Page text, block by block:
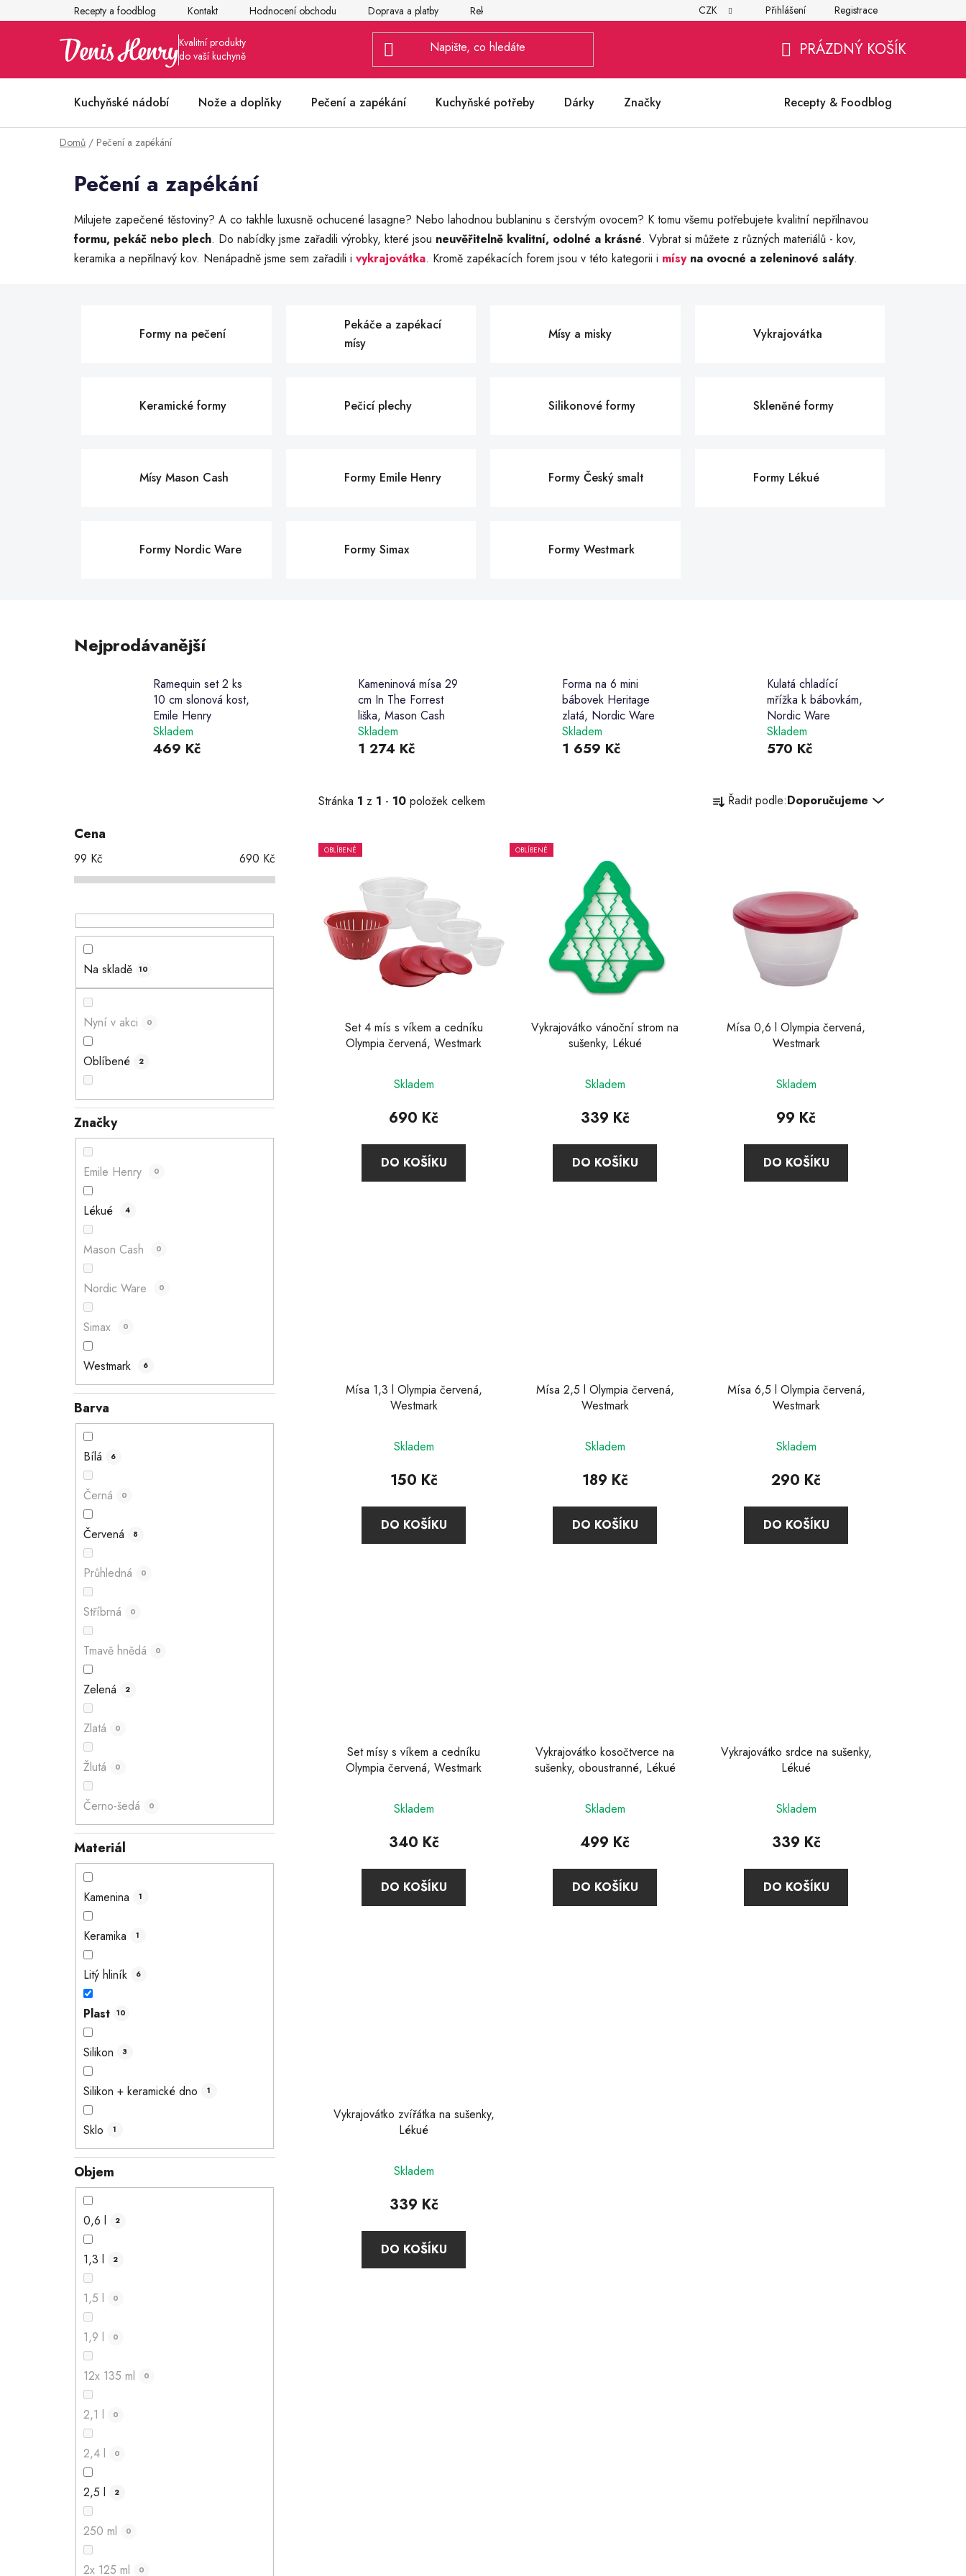
na
Recepty a foodblog Kontakt Hodnocení obchodu Doprava a platby Reklamace Všeobecné obchodní podmínky Ochrana osobních údajů
CZK Přihlášení Registrace
KOŠÍK
PRÁZDNÝ KOŠÍK
Kuchyňské nádobí Nože a doplňky Pečení a zapékání Kuchyňské potřeby Dárky Značky Recepty & Foodblog
Články z kuchyně
Domů / Pečení a zapékání
Pečení a zapékání
Milujete zapečené těstoviny? A co takhle luxusně ochucené lasagne? Nebo lahodnou bublaninu s čerstvým ovocem? K tomu všemu potřebujete kvalitní nepřilnavou
formu, pekáč nebo plech. Do nabídky jsme zařadili výrobky, které jsou neuvěřitelně kvalitní, odolné a krásné. Vybrat si můžete z různých materiálů - kov,
keramika a nepřilnavý kov. Nenápadně jsme sem zařadili i vykrajovátka. Kromě zapékacích forem jsou v této kategorii i mísyna ovocné a zeleninové saláty.
Formy na pečení
Pekáče a zapékací
mísy
Mísy a misky Vykrajovátka
Keramické formy Pečicí plechy Silikonové formy Skleněné formy
Mísy Mason Cash Formy Emile Henry Formy Český smalt Formy Lékué
Formy Nordic Ware Formy Simax Formy Westmark
Nejprodávanější
Ramequin set 2 ks
10 cm slonová kost,
Emile Henry
Skladem
469 Kč
Kameninová mísa 29
cm In The Forrest
liška, Mason Cash
Skladem
1 274 Kč
Forma na 6 mini
bábovek Heritage
zlatá, Nordic Ware
Skladem
1 659 Kč
Kulatá chladící
mřížka k bábovkám,
Nordic Ware
Skladem
570 Kč
Cena
99 Kč 690 Kč
Na skladě 10
Nyní v akci 0
Oblíbené 2
Značky
Emile Henry 0
Lékué 4
Mason Cash 0
Nordic Ware 0
Simax 0
Westmark 6
Barva
Bílá 6
Černá 0
Červená 8
Průhledná 0
Stříbrná 0
Tmavě hnědá 0
Zelená 2
Zlatá 0
Žlutá 0
Černo-šedá 0
Materiál
Kamenina 1
Keramika 1
Litý hliník 6
Plast 10
Silikon 3
Silikon + keramické dno 1
Sklo 1
Objem
0,6 l 2
1,3 l 2
1,5 l 0
1,9 l 0
12x 135 ml 0
2,1 l 0
2,4 l 0
2,5 l 2
250 ml 0
2x 125 ml 0
Stránka 1 z 1 - 10 položek celkem Ř
a Řadit podle:Doporučujeme
VOBLÍBENÉ
Set 4 mís s víkem a cedníku
Olympia červená, Westmark
Skladem
690 Kč
DO KOŠÍKU
OBLÍBENÉ
Vykrajovátko vánoční strom na
sušenky, Lékué
Skladem
339 Kč
DO KOŠÍKU
Mísa 0,6 l Olympia červená,
Westmark
Skladem
99 Kč
DO KOŠÍKU
Mísa 1,3 l Olympia červená,
Westmark
Skladem
150 Kč
DO KOŠÍKU
Mísa 2,5 l Olympia červená,
Westmark
Skladem
189 Kč
DO KOŠÍKU
Mísa 6,5 l Olympia červená,
Westmark
Skladem
290 Kč
DO KOŠÍKU
Set mísy s víkem a cedníku
Olympia červená, Westmark
Skladem
340 Kč
DO KOŠÍKU
Vykrajovátko kosočtverce na
sušenky, oboustranné, Lékué
Skladem
499 Kč
DO KOŠÍKU
Vykrajovátko srdce na sušenky,
Lékué
Skladem
339 Kč
DO KOŠÍKU
Vykrajovátko zvířátka na sušenky,
Lékué
Skladem
339 Kč
DO KOŠÍKU